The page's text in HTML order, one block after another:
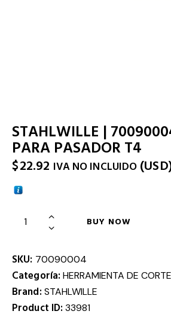
STAHLWILLE |
PARA PASADOR T4
$22.92 IVA NO INCLUIDO (USD
BUY NOW
SKU: 70090004
Categoría:HERRAMIENTA DE CORTE
Brand: STAHLWILLE
Product ID:33981